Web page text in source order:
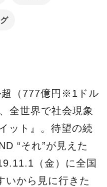
（777億円※1ドル
全世界で社会現象
ット』。待望の続
“それ”が見えた
（金）に全国
から見に行きた